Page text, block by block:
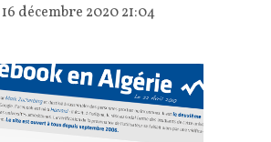
16 décembre 2020 21:04